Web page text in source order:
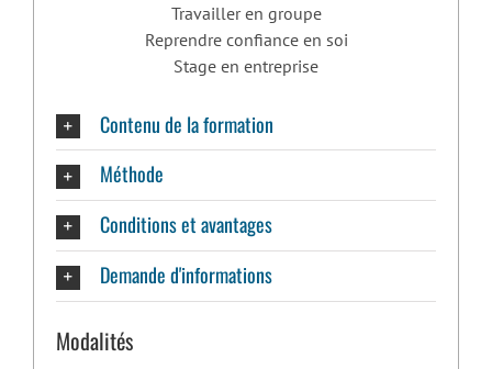
Travailler en groupe
Reprendre confiance en soi
Stage en entreprise
Contenu de la formation
Méthode
Conditions et avantages
Demande d'informations
Modalités